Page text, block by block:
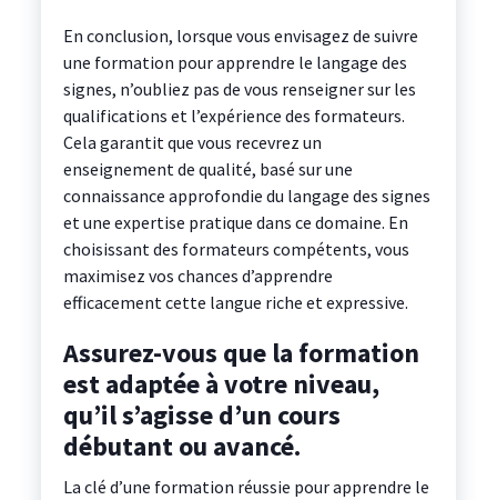
En conclusion, lorsque vous envisagez de suivre
une formation pour apprendre le langage des
signes, n’oubliez pas de vous renseigner sur les
qualifications et l’expérience des formateurs.
Cela garantit que vous recevrez un
enseignement de qualité, basé sur une
connaissance approfondie du langage des signes
et une expertise pratique dans ce domaine. En
choisissant des formateurs compétents, vous
maximisez vos chances d’apprendre
efficacement cette langue riche et expressive.
Assurez-vous que la formation
est adaptée à votre niveau,
qu’il s’agisse d’un cours
débutant ou avancé.
La clé d’une formation réussie pour apprendre le